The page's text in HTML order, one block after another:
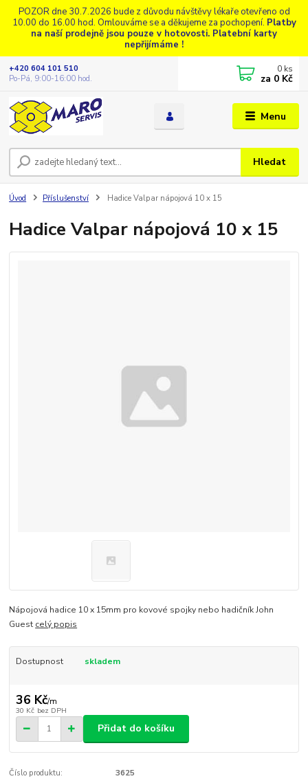
POZOR dne 30.7.2026 bude z důvodu návštěvy lékaře otevřeno od
10.00 do 16.00 hod. Omlouváme se a děkujeme za pochopení. Platby
na naší prodejně jsou pouze v hotovosti. Platební karty
nepřijímáme !
Menu
Hledat
+420 604 101 510
Po-Pá, 9:00-16:00 hod.
0 ks
za 0 Kč
Úvod Příslušenství Hadice Valpar nápojová 10 x 15
Hadice Valpar nápojová 10 x 15
Nápojová hadice 10 x 15mm pro kovové spojky nebo hadičník John
Guest celý popis
Dostupnost skladem
36 Kč/m
30 Kč bez DPH
Přidat do košíku
Číslo produktu: 3625